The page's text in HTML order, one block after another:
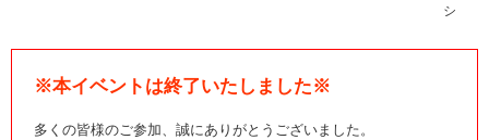
シ
※本イベントは終了いたしました※
多くの皆様のご参加、誠にありがとうございました。